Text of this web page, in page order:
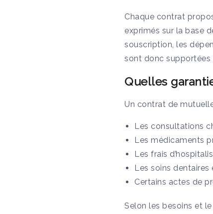
Chaque contrat
exprimés sur la base
souscription, les
sont donc supportées
Quelles
Un contrat de
Les consultations
Les médicaments
Les frais
Les soins dentaires
Certains actes de
Selon les besoins et